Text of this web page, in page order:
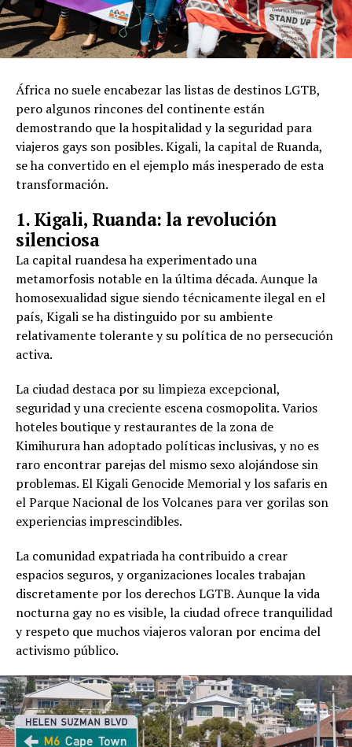
África no suele encabezar las listas de destinos LGTB,
pero algunos rincones del continente están
demostrando que la hospitalidad y la seguridad para
viajeros gays son posibles. Kigali, la capital de Ruanda,
se ha convertido en el ejemplo más inesperado de esta
transformación.
1. Kigali, Ruanda: la revolución
silenciosa
La capital ruandesa ha experimentado una
metamorfosis notable en la última década. Aunque la
homosexualidad sigue siendo técnicamente ilegal en el
país, Kigali se ha distinguido por su ambiente
relativamente tolerante y su política de no persecución
activa.
La ciudad destaca por su limpieza excepcional,
seguridad y una creciente escena cosmopolita. Varios
hoteles boutique y restaurantes de la zona de
Kimihurura han adoptado políticas inclusivas, y no es
raro encontrar parejas del mismo sexo alojándose sin
problemas. El Kigali Genocide Memorial y los safaris en
el Parque Nacional de los Volcanes para ver gorilas son
experiencias imprescindibles.
La comunidad expatriada ha contribuido a crear
espacios seguros, y organizaciones locales trabajan
discretamente por los derechos LGTB. Aunque la vida
nocturna gay no es visible, la ciudad ofrece tranquilidad
y respeto que muchos viajeros valoran por encima del
activismo público.